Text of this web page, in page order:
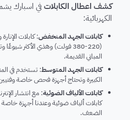
كشف اعطال الكابلاتفي اسبارك
الكهربائية:
كابلات الجهد المنخفض: كابلات
(220-380 فولت) وهذي الأكثر
المباني القديمة.
كابلات الجهد المتوسط: تستخدم في
الكبيرة وتحتاج أجهزة فحص خاصة
كابلات الألياف الضوئية: مع انتشار
كابلات ألياف ضوئية وعندنا أجهزة
الضعف.